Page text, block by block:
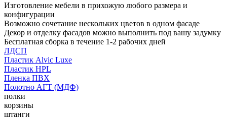
Изготовление мебели в прихожую любого размера и
конфигурации
Возможно сочетание нескольких цветов в одном фасаде
Декор и отделку фасадов можно выполнить под вашу задумку
Бесплатная сборка в течение 1-2 рабочих дней
ЛДСП
Пластик Alvic Luxe
Пластик HPL
Пленка ПВХ
Полотно АГТ (МДФ)
полки
корзины
штанги